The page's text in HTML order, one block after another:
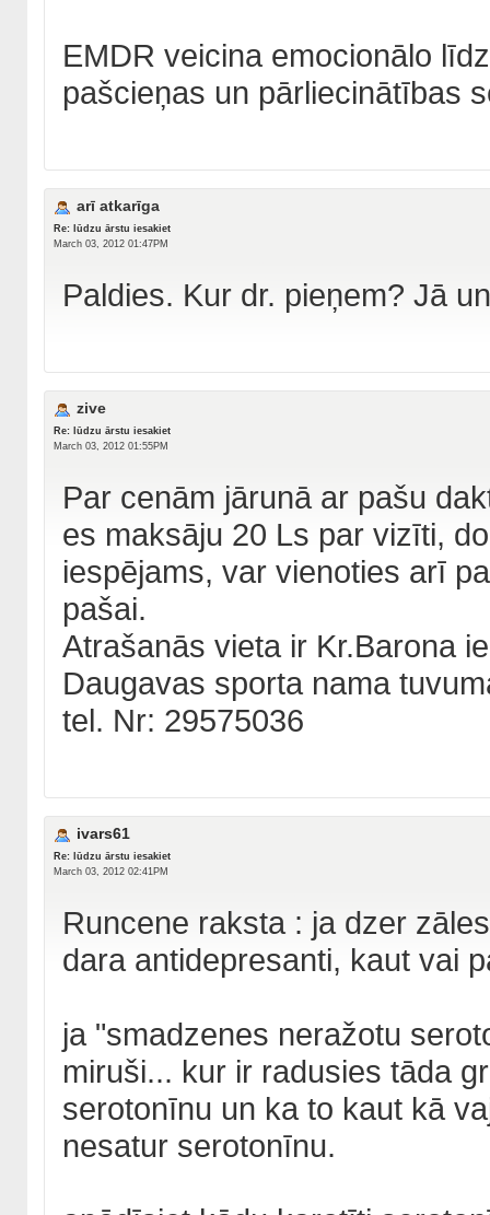
EMDR veicina emocionālo
pašcieņas un pārliecinātības
arī atkarīga
Re: lūdzu ārstu iesakiet
March 03, 2012 01:47PM
Paldies. Kur dr. pieņem? Jā
zive
Re: lūdzu ārstu iesakiet
March 03, 2012 01:55PM
Par cenām jārunā ar pašu
es maksāju 20 Ls par vizīti,
iespējams, var vienoties arī
pašai.
Atrašanās vieta ir Kr.Barona
Daugavas sporta nama
tel. Nr: 29575036
ivars61
Re: lūdzu ārstu iesakiet
March 03, 2012 02:41PM
Runcene raksta : ja dzer
dara antidepresanti, kaut vai
ja "smadzenes neražotu
miruši... kur ir radusies tāda
serotonīnu un ka to kaut kā
nesatur serotonīnu.